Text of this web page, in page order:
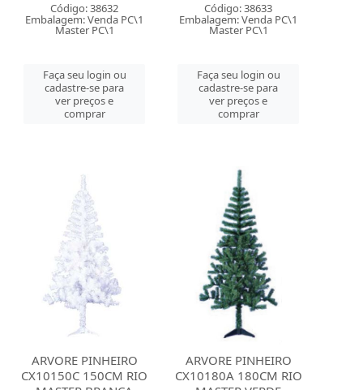
Código: 38632
Embalagem: Venda PC\1
Master PC\1
Faça seu login ou
cadastre-se para
ver preços e
comprar
Código: 38633
Embalagem: Venda PC\1
Master PC\1
Faça seu login ou
cadastre-se para
ver preços e
comprar
ARVORE PINHEIRO
CX10150C 150CM RIO
ARVORE PINHEIRO
CX10180A 180CM RIO